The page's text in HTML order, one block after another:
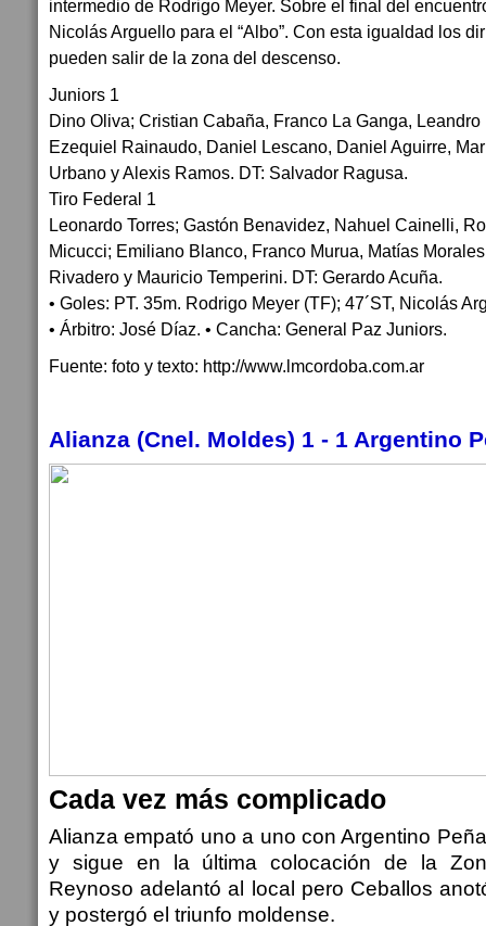
intermedio de Rodrigo Meyer. Sobre el final del
Nicolás Arguello para el “Albo”. Con esta igualdad los
pueden salir de la zona del descenso.
Juniors 1
Dino Oliva; Cristian Cabaña, Franco La Ganga,
Ezequiel Rainaudo, Daniel Lescano, Daniel Aguirre,
Urbano y Alexis Ramos. DT: Salvador Ragusa.
Tiro Federal 1
Leonardo Torres; Gastón Benavidez, Nahuel Cainelli,
Micucci; Emiliano Blanco, Franco Murua, Matías
Rivadero y Mauricio Temperini. DT: Gerardo Acuña.
• Goles: PT. 35m. Rodrigo Meyer (TF); 47´ST, Nicolás
• Árbitro: José Díaz. • Cancha: General Paz Juniors.
Fuente: foto y texto: http://www.lmcordoba.com.ar
Alianza (Cnel. Moldes) 1 - 1 Argentino
Cada vez más complicado
Alianza empató uno a uno con Argentino
y sigue en la última colocación de la
Reynoso adelantó al local pero Ceballos
y postergó el triunfo moldense.